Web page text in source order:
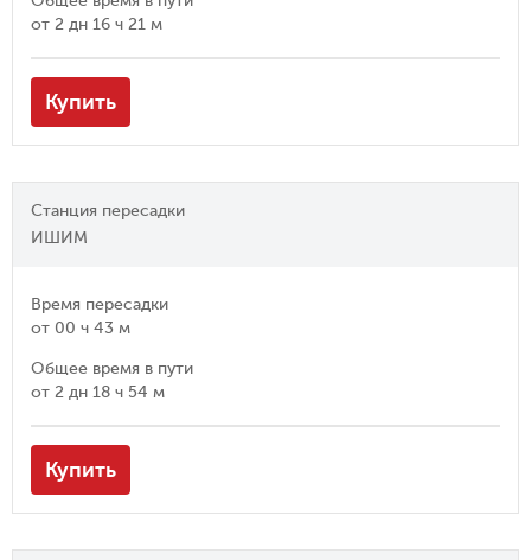
от 2 дн 16 ч 21 м
Купить
Станция пересадки
ИШИМ
Время пересадки
от 00 ч 43 м
Общее время в пути
от 2 дн 18 ч 54 м
Купить